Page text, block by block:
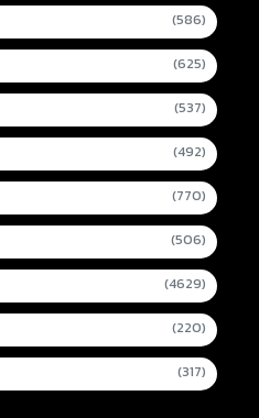
(586)
(625)
(537)
(492)
(770)
(506)
(4629)
(220)
(317)